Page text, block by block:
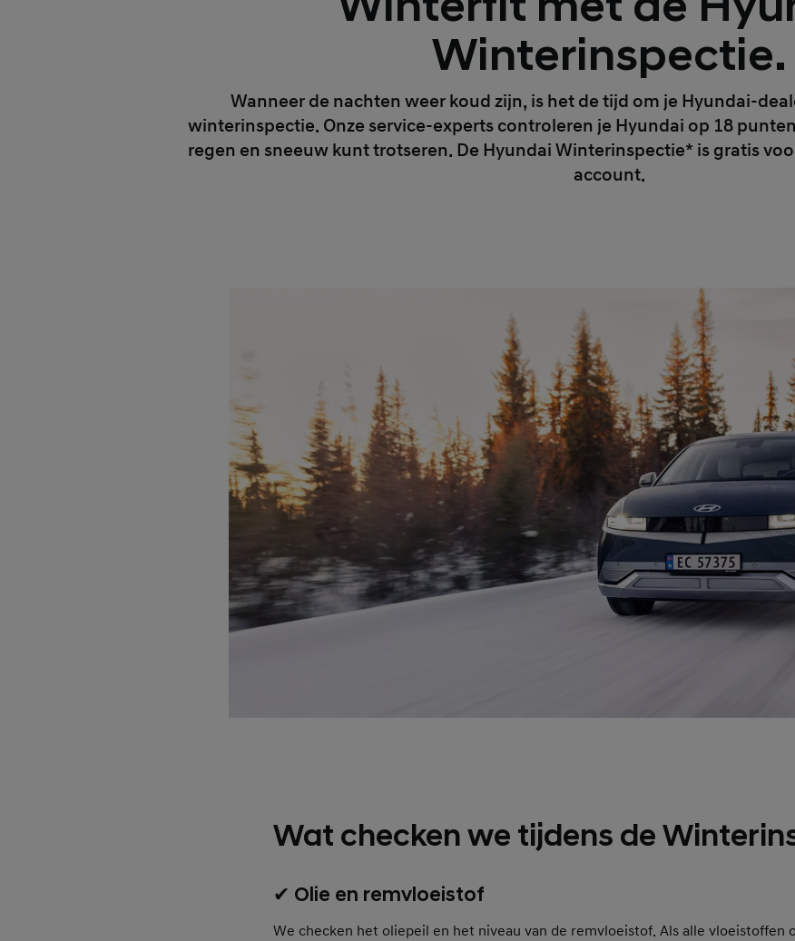
Winterinspectie.
Wanneer de nachten weer koud zijn, is het de tijd om je Hyundai-
winterinspectie. Onze service-experts controleren je Hyundai op 18
regen en sneeuw kunt trotseren. De Hyundai Winterinspectie* is gratis
account.
Wat checken we tijdens de
✔ Olie en remvloeistof
We checken het oliepeil en het niveau van de remvloeistof. Als alle vloeistoffen